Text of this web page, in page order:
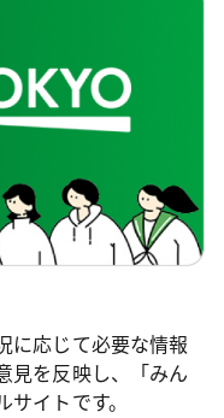
に応じて必要な情報
見を反映し、「みん
イトです。